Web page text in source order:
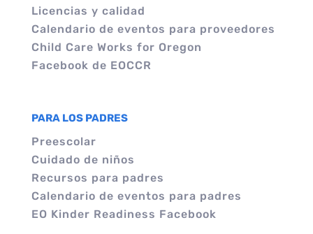
Licencias y calidad
Calendario de eventos para proveedores
Child Care Works for Oregon
Facebook de EOCCR
PARA LOS PADRES
Preescolar
Cuidado de niños
Recursos para padres
Calendario de eventos para padres
EO Kinder Readiness Facebook